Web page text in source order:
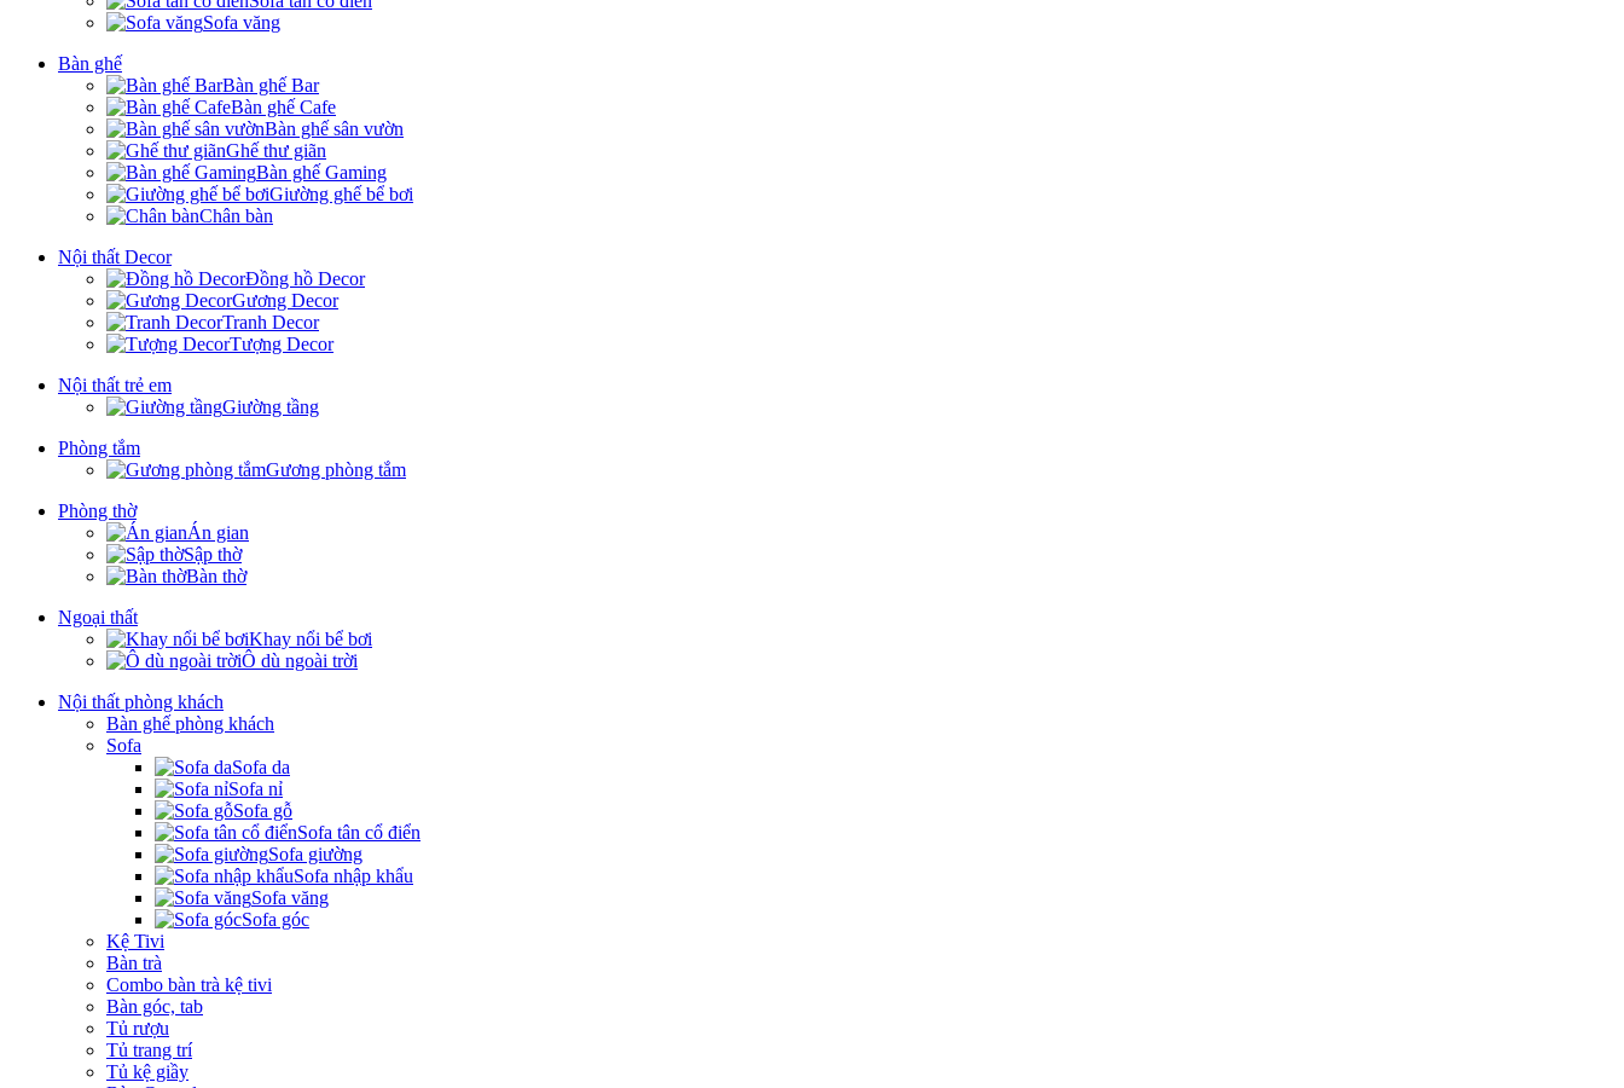
Sofa văng
Bàn ghế
Bàn ghế Bar
Bàn ghế Cafe
Bàn ghế sân vườn
Ghế thư giãn
Bàn ghế Gaming
Giường ghế bể bơi
Chân bàn
Nội thất Decor
Đồng hồ Decor
Gương Decor
Tranh Decor
Tượng Decor
Nội thất trẻ em
Giường tầng
Phòng tắm
Gương phòng tắm
Phòng thờ
Án gian
Sập thờ
Bàn thờ
Ngoại thất
Khay nổi bể bơi
Ô dù ngoài trời
Nội thất phòng khách
Bàn ghế phòng khách
Sofa
Sofa da
Sofa nỉ
Sofa gỗ
Sofa tân cổ điển
Sofa giường
Sofa nhập khẩu
Sofa văng
Sofa góc
Kệ Tivi
Bàn trà
Combo bàn trà kệ tivi
Bàn góc, tab
Tủ rượu
Tủ trang trí
Tủ kệ giầy